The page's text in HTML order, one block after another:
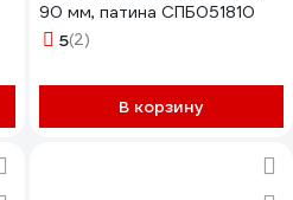
90 мм, патина СПБ051810
5(2)
В корзину